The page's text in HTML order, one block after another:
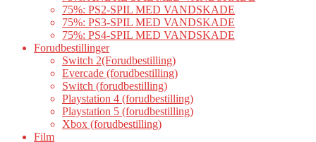
75%: PS2-SPIL MED VANDSKADE
75%: PS3-SPIL MED VANDSKADE
75%: PS4-SPIL MED VANDSKADE
Forudbestillinger
Switch 2(Forudbestilling)
Evercade (forudbestilling)
Switch (forudbestilling)
Playstation 4 (forudbestilling)
Playstation 5 (forudbestilling)
Xbox (forudbestilling)
Film